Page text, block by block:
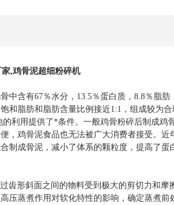
,鸡骨泥超细粉碎机
含有67％水分，13.5％蛋白质，8.8％脂肪
脂肪和脂肪含量比例接近1:1，组成较为合
利用提供了*条件。一般鸡骨粉碎后制成鸡
，鸡骨泥食品也无法被广大消费者接受。近
成骨泥，减小了体系的颗粒度，提高了蛋
齿形斜面之间的物料受到极大的剪切力和摩
压蒸煮作用对软化特性的影响，确定蒸煮前